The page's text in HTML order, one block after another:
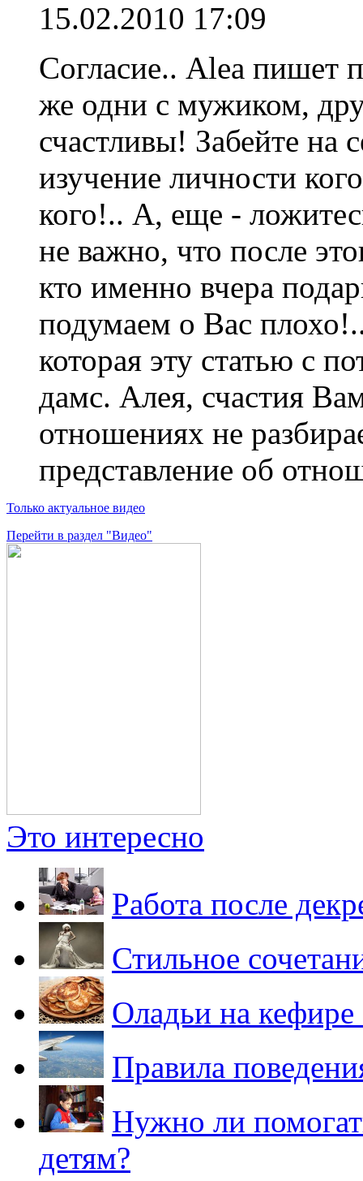
15.02.2010 17:09
Согласие.. Alea пишет
же одни с мужиком,
счастливы! Забейте на
изучение личности
кого!.. А, еще -
не важно, что после
кто именно вчера
подумаем о Вас
которая эту статью с
дамс. Алея, счастия
отношениях не
представление об
Только актуальное видео
Перейти в раздел "Видео"
Это интересно
Работа после
Стильное
Оладьи на кефире
Правила
Нужно ли
детям?